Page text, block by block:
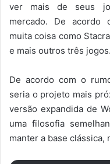
ver mais de seus
mercado. De acordo
muita coisa como
e mais outros três jogos.
De acordo com o
seria o projeto mais
versão expandida de
uma filosofia
manter a base clássica,